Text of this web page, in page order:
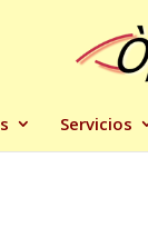
Servicios